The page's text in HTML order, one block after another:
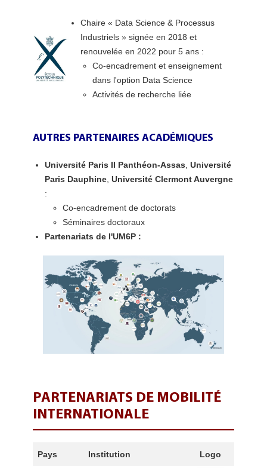
Chaire « Data Science & Processus
Industriels » signée en 2018 et
renouvelée en 2022 pour 5 ans :
Co-encadrement et enseignement
dans l'option Data Science
Activités de recherche liée
AUTRES PARTENAIRES ACADÉMIQUES
Université Paris II Panthéon-Assas, Université
Paris Dauphine, Université Clermont Auvergne
:
Co-encadrement de doctorats
Séminaires doctoraux
Partenariats de l'UM6P :
PARTENARIATS DE MOBILITÉ
INTERNATIONALE
Pays Institution Logo